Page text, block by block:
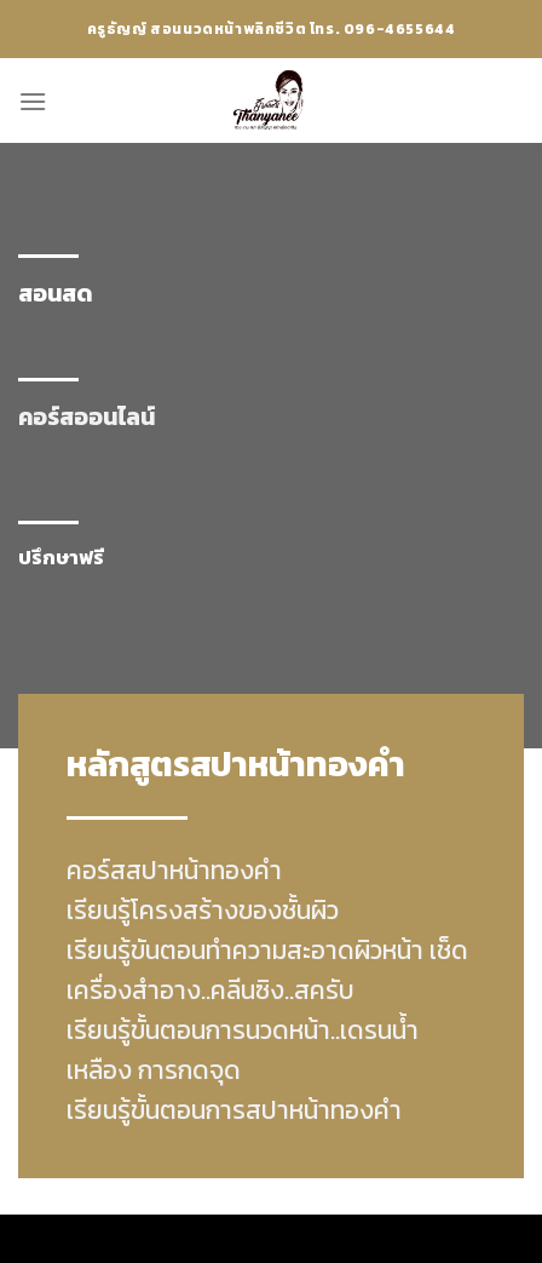
ครูธัญญ์ สอนนวดหน้าพลิกชีวิต โทร. 096-4655644
สอนสด
คอร์สออนไลน์
ปรึกษาฟรี
หลักสูตรสปาหน้าทองคำ
คอร์สสปาหน้าทองคำ
เรียนรู้โครงสร้างของชั้นผิว
เรียนรู้ขันตอนทําความสะอาดผิวหน้า เช็ด
เครื่องสําอาง..คลีนซิง..สครับ
เรียนรู้ขั้นตอนการนวดหน้า..เดรนน้ำ
เหลือง การกดจุด
เรียนรู้ขั้นตอนการสปาหน้าทองคํา